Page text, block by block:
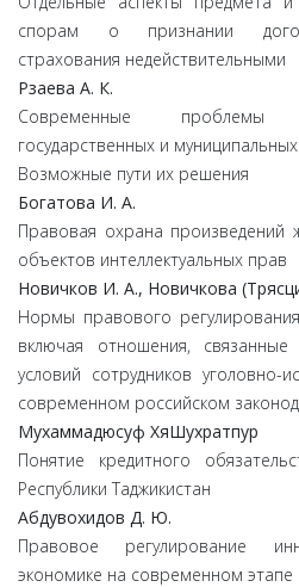
спорам о признании
страхования недействительными
Рзаева А. К.
Современные проблемы
государственных и муниципальных
Возможные пути их решения
Богатова И. А.
Правовая охрана произведений
объектов интеллектуальных прав
Новичков И. А., Новичкова
Нормы правового
включая отношения,
условий сотрудников уголовно-
современном российском
Мухаммадюсуф ХяШухратпур
Понятие кредитного
Республики Таджикистан
Абдувохидов Д. Ю.
Правовое регулирование
экономике на современном этапе